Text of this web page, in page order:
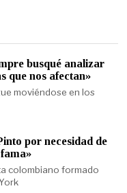
busqué analizar
que nos afectan»
moviéndose en los
por necesidad de
colombiano formado